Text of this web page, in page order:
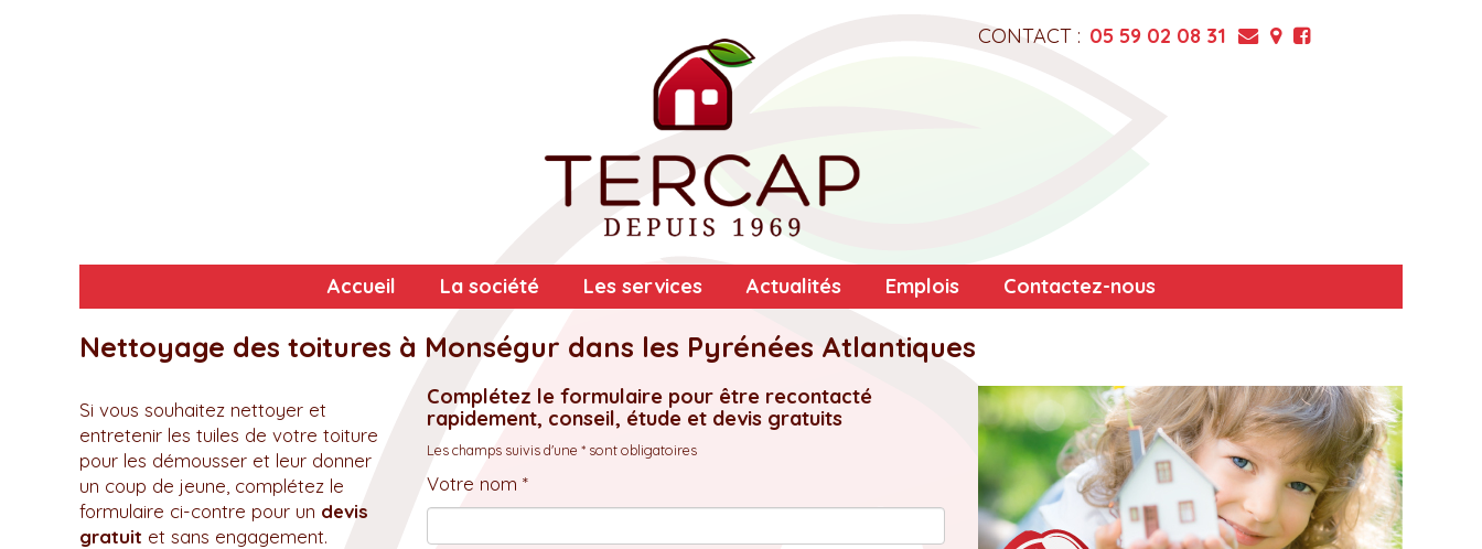
CONTACT : 05 59 02 08 31
Accueil La société Les services Actualités Emplois Contactez-nous
Nettoyage des toitures à Monségur dans les Pyrénées Atlantiques
Si vous souhaitez nettoyer et
entretenir les tuiles de votre toiture
pour les démousser et leur donner
un coup de jeune, complétez le
formulaire ci-contre pour un devis
gratuit et sans engagement.
Complétez le formulaire pour être recontacté
rapidement, conseil, étude et devis gratuits
Les champs suivis d'une * sont obligatoires
Votre nom *